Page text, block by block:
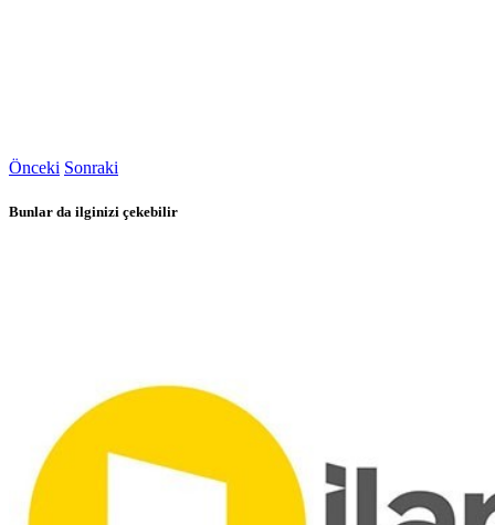
Önceki Sonraki
Bunlar da ilginizi çekebilir